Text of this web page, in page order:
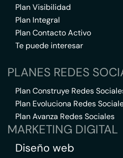
Plan Visibilidad
Plan Integral
Plan Contacto Activo
Te puede interesar
PLANES REDES
Plan Construye Redes
Plan Evoluciona Redes
Plan Avanza Redes Sociales
MARKETING DIGITAL
Diseño web